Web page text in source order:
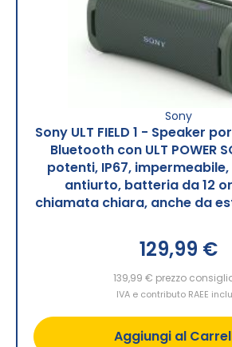
Sony
Sony ULT FIELD 1 - Speaker
Bluetooth con ULT POWER
potenti, IP67,
antiurto, batteria da 12
chiamata chiara, anche da
129,99 €
139,99 € prezzo
IVA e contributo RAEE
Aggiungi al